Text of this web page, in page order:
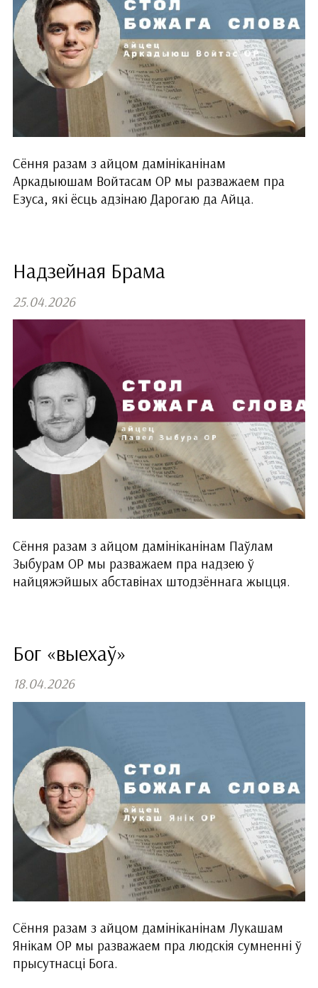
Сёння разам з айцом дамініканінам
Аркадыюшам Войтасам ОР мы разважаем пра
Езуса, які ёсць адзінаю Дарогаю да Айца.
Надзейная Брама
25.04.2026
Сёння разам з айцом дамініканінам Паўлам
Зыбурам ОР мы разважаем пра надзею ў
найцяжэйшых абставінах штодзённага жыцця.
Бог «выехаў»
18.04.2026
Сёння разам з айцом дамініканінам Лукашам
Янікам ОР мы разважаем пра людскія сумненні ў
прысутнасці Бога.